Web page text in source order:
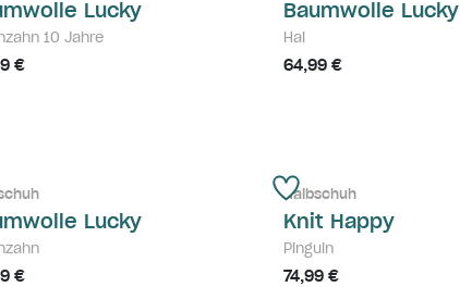
Lucky
10 Jahre
€
Baumwolle Lucky
Hai
64,99 €
Lucky
€
Halbschuh
Knit Happy
Pinguin
74,99 €